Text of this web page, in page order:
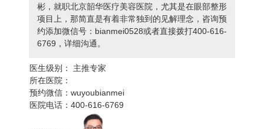
彬，就职北京韶华医疗美容医院，尤其是在眼部整形
项目上，那简直是有着非常独到的见解理念，咨询预
约添加微信号：bianmei0528或者直接拨打400-616-
6769，详细沟通。
医生级别：
主推专家
所在医院：
预约微信：wuyoubianmei
医院电话：400-616-6769